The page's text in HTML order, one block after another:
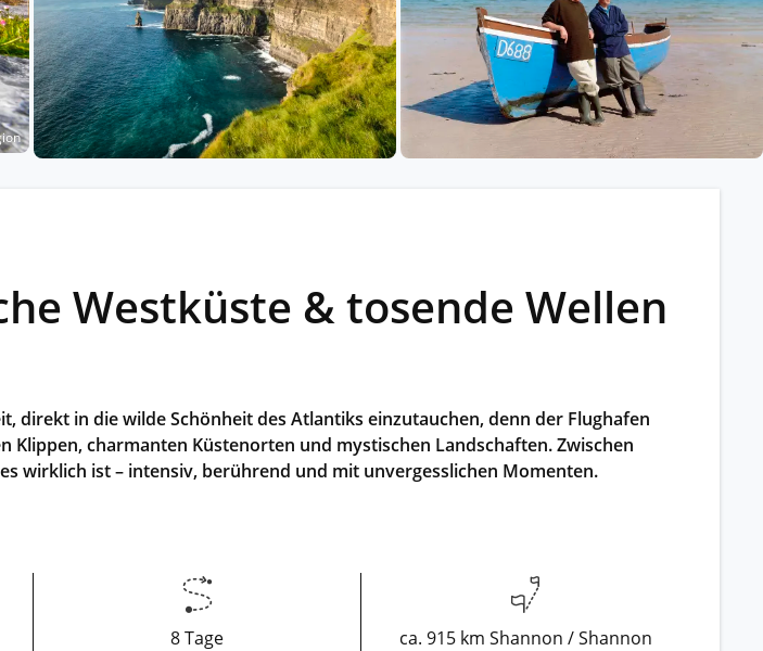
für spannende
Ausflüge in die Umgebung.
& mehr
Landausflüge
Sehenswürdigkeiten an Land entdecken.
Alle Schiffsreisen
Westküste & tosende Wellen
direkt in die wilde Schönheit des Atlantiks einzutauchen, denn der Flughafen
charmanten Küstenorten und mystischen Landschaften. Zwischen
wirklich ist – intensiv, berührend und mit unvergesslichen Momenten.
8 Tage ca. 915 km Shannon / Shannon